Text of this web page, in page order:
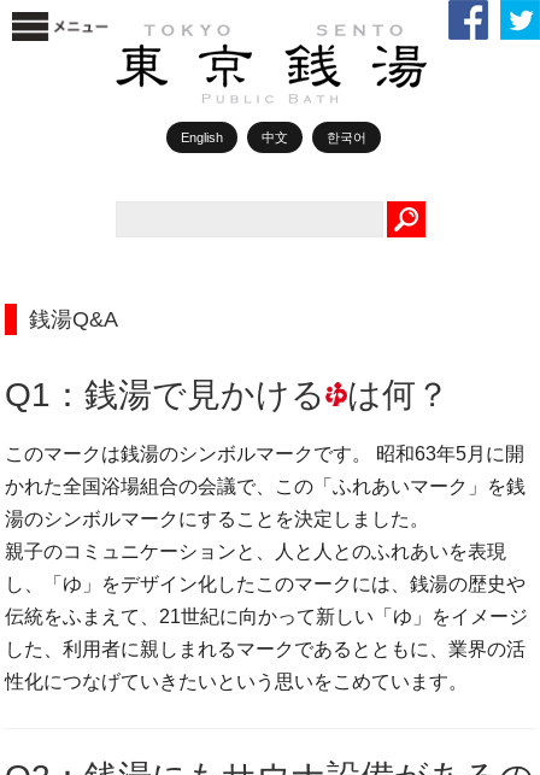
English 中文 한국어
銭湯Q&A
Q1：銭湯で見かける は何？
このマークは銭湯のシンボルマークです。 昭和63年5月に開
かれた全国浴場組合の会議で、この「ふれあいマーク」を銭
湯のシンボルマークにすることを決定しました。
親子のコミュニケーションと、人と人とのふれあいを表現
し、「ゆ」をデザイン化したこのマークには、銭湯の歴史や
伝統をふまえて、21世紀に向かって新しい「ゆ」をイメージ
した、利用者に親しまれるマークであるとともに、業界の活
性化につなげていきたいという思いをこめています。